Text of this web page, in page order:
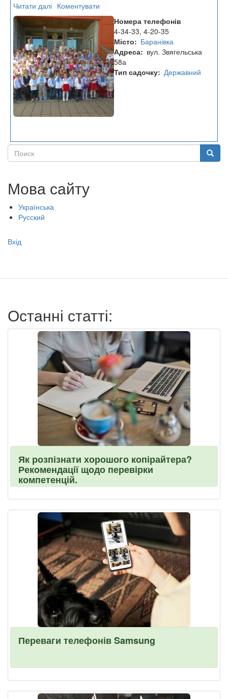
Читати далі про
Заклад
дошкільної
освіти
"Сонечко"
Коментувати
Номера телефонів
4-34-33, 4-20-35
Місто
Баранівка
Адреса
вул. Звягельська
58а
Тип садочку Державний
Поиск Поиск
Мова сайту
Українська
Русский
Меню
записи
Вхід
Останні статті:
Як розпізнати хорошого копірайтера?
Рекомендації щодо перевірки
компетенцій.
Переваги телефонів Samsung